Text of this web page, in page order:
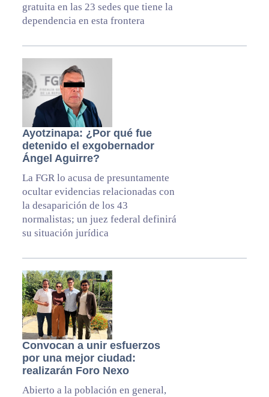
gratuita en las 23 sedes que tiene la
dependencia en esta frontera
Ayotzinapa: ¿Por qué fue
detenido el exgobernador
Ángel Aguirre?
La FGR lo acusa de presuntamente
ocultar evidencias relacionadas con
la desaparición de los 43
normalistas; un juez federal definirá
su situación jurídica
Convocan a unir esfuerzos
por una mejor ciudad:
realizarán Foro Nexo
Abierto a la población en general,